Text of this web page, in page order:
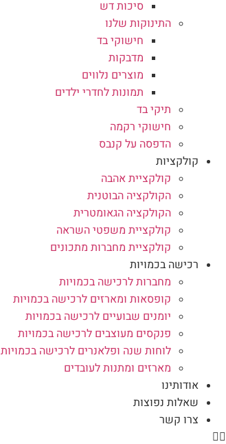
סיכות דש
התינוקות שלנו
חישוקי בד
מדבקות
מוצרים נלווים
תמונות לחדרי ילדים
תיקי בד
חישוקי רקמה
הדפסה על קנבס
קולקציות
קולקציית אהבה
הקולקציה הבוטנית
הקולקציה הגאומטרית
קולקציית משפטי השראה
קולקציית מחברות מתכונים
רכישה בכמויות
מחברות לרכישה בכמויות
קופסאות ומארזים לרכישה בכמויות
יומנים שבועיים לרכישה בכמויות
פנקסים מעוצבים לרכישה בכמויות
לוחות שנה ופלאנרים לרכישה בכמויות
מארזים ומתנות לעובדים
אודותינו
שאלות נפוצות
צרו קשר